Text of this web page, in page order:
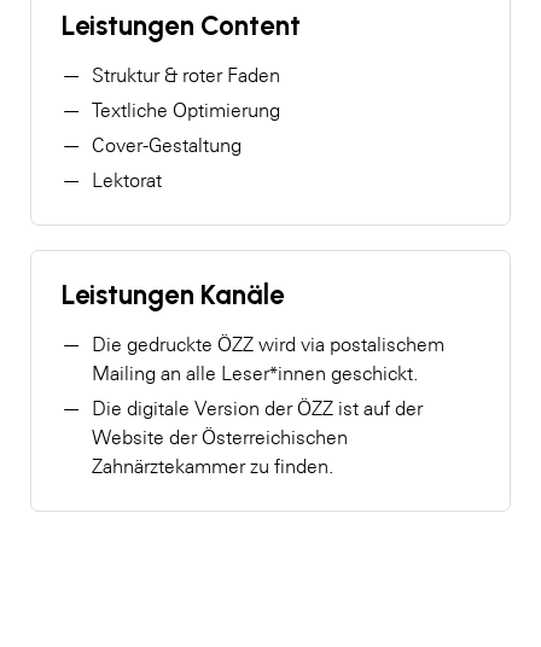
Leistungen Content
Struktur & roter Faden
Textliche Optimierung
Cover-Gestaltung
Lektorat
Leistungen Kanäle
Die gedruckte ÖZZ wird via postalischem
Mailing an alle Leser*innen geschickt.
Die digitale Version der ÖZZ ist auf der
Website der Österreichischen
Zahnärztekammer zu finden.